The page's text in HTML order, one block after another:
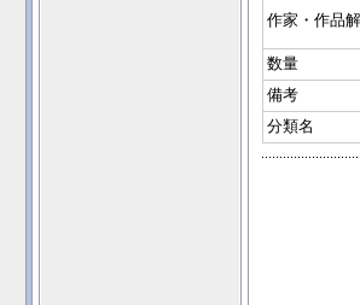
作家・作品
数量
備考
分類名